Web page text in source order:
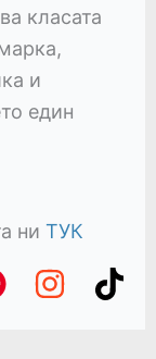
класата
и
един
ни ТУК